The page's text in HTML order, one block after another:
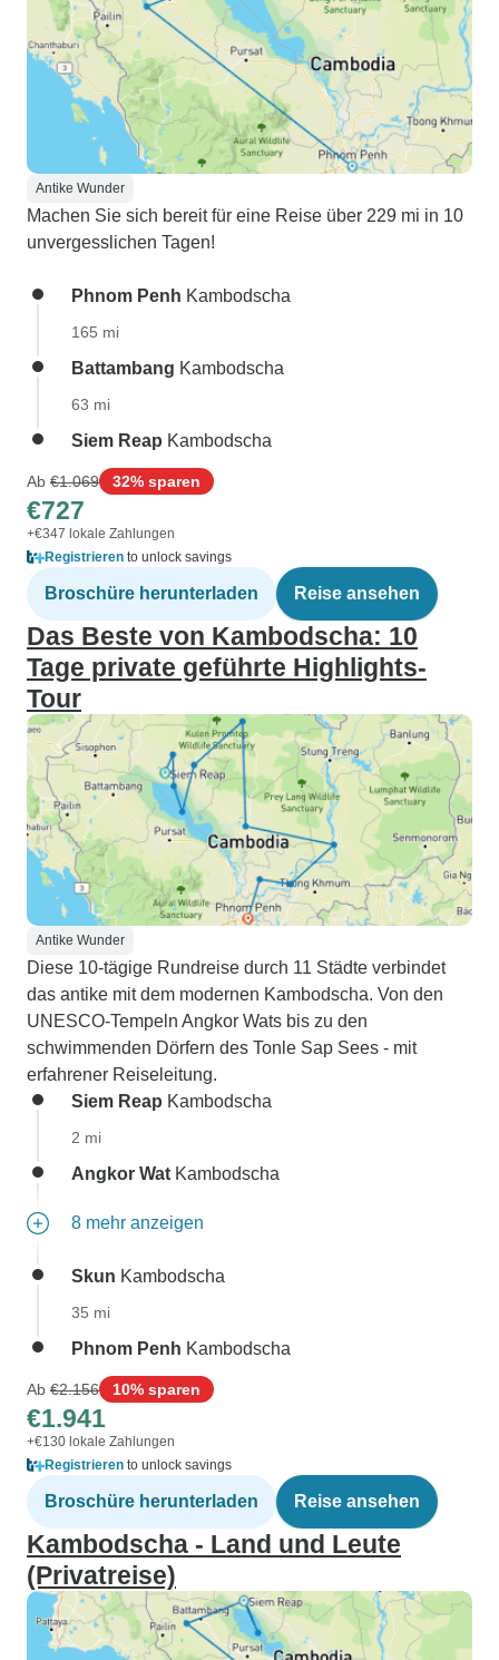
Antike Wunder
Machen Sie sich bereit für eine Reise über 229 mi in 10
unvergesslichen Tagen!
Phnom Penh Kambodscha
165 mi
Battambang Kambodscha
63 mi
Siem Reap Kambodscha
Ab €1.069 32% sparen
€727
+€347 lokale Zahlungen
Registrieren to unlock savings
Broschüre herunterladen Reise ansehen
Das Beste von Kambodscha: 10
Tage private geführte Highlights-
Tour
Antike Wunder
Diese 10-tägige Rundreise durch 11 Städte verbindet
das antike mit dem modernen Kambodscha. Von den
UNESCO-Tempeln Angkor Wats bis zu den
schwimmenden Dörfern des Tonle Sap Sees - mit
erfahrener Reiseleitung.
Siem Reap Kambodscha
2 mi
Angkor Wat Kambodscha
8 mehr anzeigen
Skun Kambodscha
35 mi
Phnom Penh Kambodscha
Ab €2.156 10% sparen
€1.941
+€130 lokale Zahlungen
Registrieren to unlock savings
Broschüre herunterladen Reise ansehen
Kambodscha - Land und Leute
(Privatreise)